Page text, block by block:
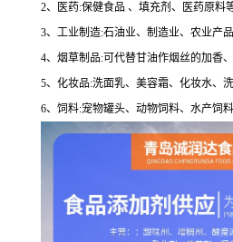
2、医药:保健食品 、填充剂、医药原料等
3、工业制造:石油业、制造业、农业产
4、烟草制品:可代替甘油作烟丝的加香、
5、化妆品:洗面乳、美容霜、化妆水、
6、饲料:宠物罐头、动物饲料、水产饲